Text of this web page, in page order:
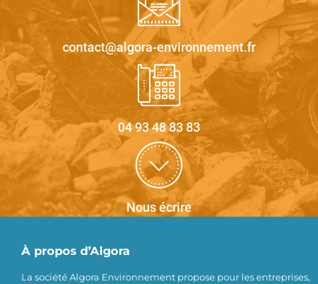
contact@algora-environnement.fr
04 93 48 83 83
Nous écrire
À propos d’Algora
La société Algora Environnement propose pour les entreprises,